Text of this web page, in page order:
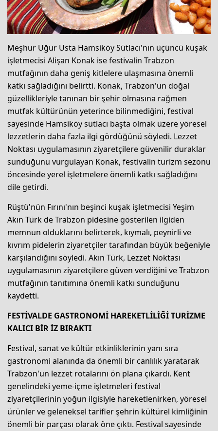
Meşhur Uğur Usta Hamsiköy Sütlacı'nın üçüncü kuşak
işletmecisi Alişan Konak ise festivalin Trabzon
mutfağının daha geniş kitlelere ulaşmasına önemli
katkı sağladığını belirtti. Konak, Trabzon'un doğal
güzellikleriyle tanınan bir şehir olmasına rağmen
mutfak kültürünün yeterince bilinmediğini, festival
sayesinde Hamsiköy sütlacı başta olmak üzere yöresel
lezzetlerin daha fazla ilgi gördüğünü söyledi. Lezzet
Noktası uygulamasının ziyaretçilere güvenilir duraklar
sunduğunu vurgulayan Konak, festivalin turizm sezonu
öncesinde yerel işletmelere önemli katkı sağladığını
dile getirdi.
Rüştü'nün Fırını'nın beşinci kuşak işletmecisi Yeşim
Akın Türk de Trabzon pidesine gösterilen ilgiden
memnun olduklarını belirterek, kıymalı, peynirli ve
kıvrım pidelerin ziyaretçiler tarafından büyük beğeniyle
karşılandığını söyledi. Akın Türk, Lezzet Noktası
uygulamasının ziyaretçilere güven verdiğini ve Trabzon
mutfağının tanıtımına önemli katkı sunduğunu
kaydetti.
FESTİVALDE GASTRONOMİ HAREKETLİLİĞİ TURİZME
KALICI BİR İZ BIRAKTI
Festival, sanat ve kültür etkinliklerinin yanı sıra
gastronomi alanında da önemli bir canlılık yaratarak
Trabzon'un lezzet rotalarını ön plana çıkardı. Kent
genelindeki yeme-içme işletmeleri festival
ziyaretçilerinin yoğun ilgisiyle hareketlenirken, yöresel
ürünler ve geleneksel tarifler şehrin kültürel kimliğinin
önemli bir parçası olarak öne çıktı. Festival sayesinde